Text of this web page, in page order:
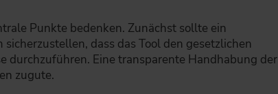
Punkte bedenken. Zunächst sollte ein
dass das Tool den gesetzlichen
durchzuführen. Eine transparente Handhabung der
zugute.